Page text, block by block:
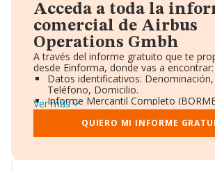
Acceda a toda la
comercial de Airbus
Operations Gmbh
A través del informe gratuito que te
desde Einforma, donde vas a encontrar:
Datos identificativos: Denominación,
Teléfono, Domicilio.
Informe Mercantil Completo
Gráficos de Evolución Ventas y
Consejo de Administración y
Directivos y Ejecutivos.
Ver más
QUIERO MI INFORME